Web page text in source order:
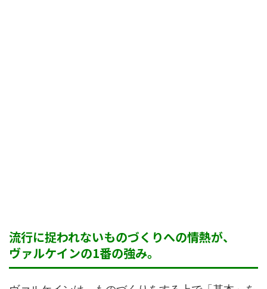
流行に捉われないものづくりへの情熱が、
ヴァルケインの1番の強み。